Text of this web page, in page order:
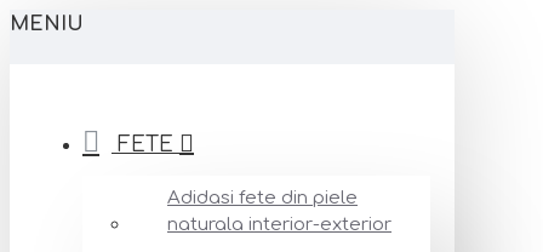
MENIU
FETE
Adidasi fete din piele
naturala interior-exterior